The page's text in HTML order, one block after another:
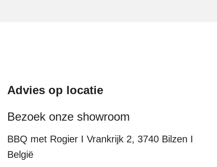
Advies op locatie
Bezoek onze showroom
BBQ met Rogier I Vrankrijk 2, 3740 Bilzen I
België